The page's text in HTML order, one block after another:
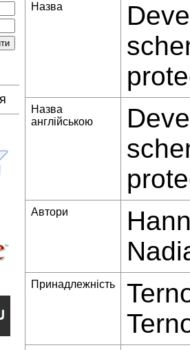
Назва
Назва
англійською
Автори
Принадлежність